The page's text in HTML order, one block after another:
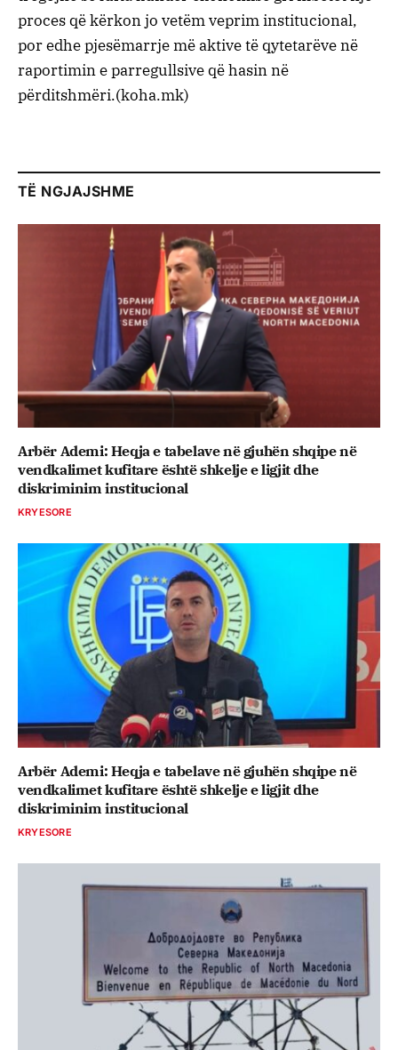
proces që kërkon jo vetëm veprim institucional,
por edhe pjesëmarrje më aktive të qytetarëve në
raportimin e parregullsive që hasin në
përditshmëri.(koha.mk)
TË NGJAJSHME
Arbër Ademi: Heqja e tabelave në gjuhën shqipe në
vendkalimet kufitare është shkelje e ligjit dhe
diskriminim institucional
KRYESORE
Arbër Ademi: Heqja e tabelave në gjuhën shqipe në
vendkalimet kufitare është shkelje e ligjit dhe
diskriminim institucional
KRYESORE